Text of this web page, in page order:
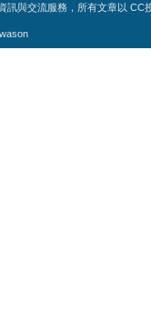
訊與交流服務，所有文章以